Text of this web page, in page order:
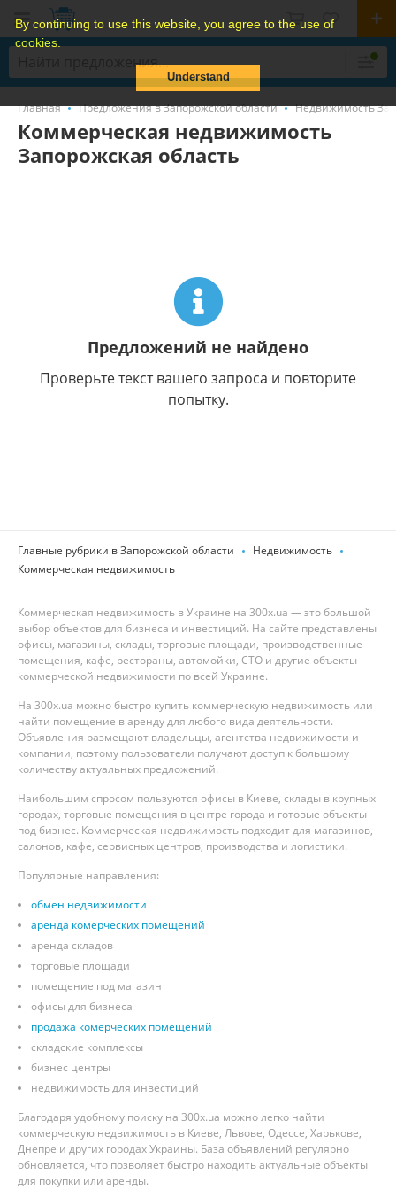
By continuing to use this website, you agree to the use of
cookies.
Understand
Главная Предложения в Запорожской области Недвижимость
Коммерческая недвижимость
Запорожская область
Предложений не найдено
Проверьте текст вашего запроса и повторите
попытку.
Главные рубрики в Запорожской области
Недвижимость
Коммерческая недвижимость
Коммерческая недвижимость в Украине на 300x.ua — это большой
выбор объектов для бизнеса и инвестиций. На сайте представлены
офисы, магазины, склады, торговые площади, производственные
помещения, кафе, рестораны, автомойки, СТО и другие объекты
коммерческой недвижимости по всей Украине.
На 300x.ua можно быстро купить коммерческую недвижимость или
найти помещение в аренду для любого вида деятельности.
Объявления размещают владельцы, агентства недвижимости и
компании, поэтому пользователи получают доступ к большому
количеству актуальных предложений.
Наибольшим спросом пользуются офисы в Киеве, склады в крупных
городах, торговые помещения в центре города и готовые объекты
под бизнес. Коммерческая недвижимость подходит для магазинов,
салонов, кафе, сервисных центров, производства и логистики.
Популярные направления:
обмен недвижимости
аренда комерческих помещений
аренда складов
торговые площади
помещение под магазин
офисы для бизнеса
продажа комерческих помещений
складские комплексы
бизнес центры
недвижимость для инвестиций
Благодаря удобному поиску на 300x.ua можно легко найти
коммерческую недвижимость в Киеве, Львове, Одессе, Харькове,
Днепре и других городах Украины. База объявлений регулярно
обновляется, что позволяет быстро находить актуальные объекты
для покупки или аренды.